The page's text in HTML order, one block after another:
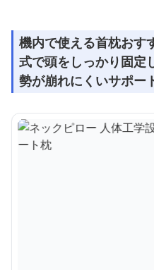
機内で使える首枕おす
式で頭をしっかり固定
勢が崩れにくいサポー